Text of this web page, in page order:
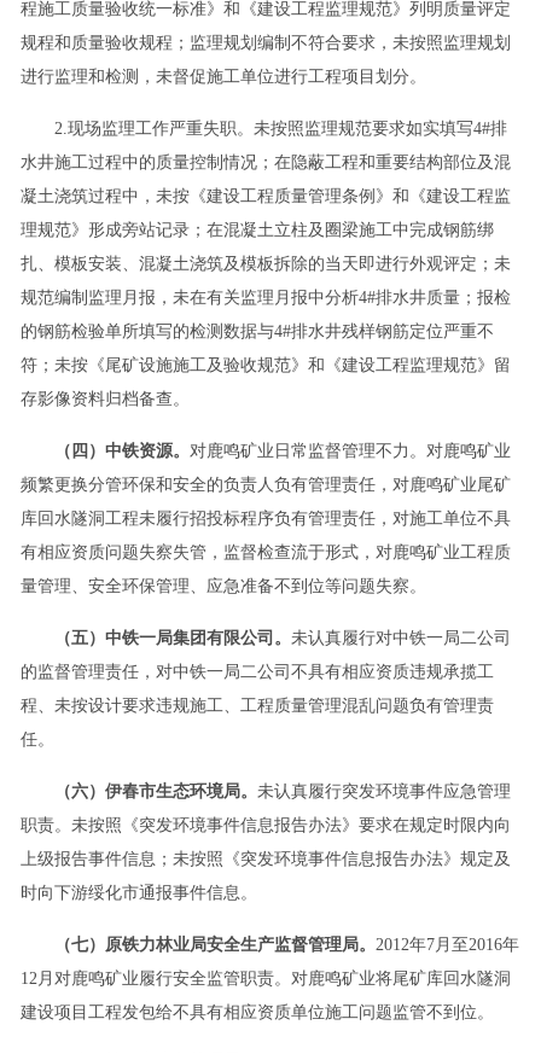
程施工质量验收统一标准》和《建设工程监理规范》列明质量评定
规程和质量验收规程；监理规划编制不符合要求，未按照监理规划
进行监理和检测，未督促施工单位进行工程项目划分。
2.现场监理工作严重失职。未按照监理规范要求如实填写4#排
水井施工过程中的质量控制情况；在隐蔽工程和重要结构部位及混
凝土浇筑过程中，未按《建设工程质量管理条例》和《建设工程监
理规范》形成旁站记录；在混凝土立柱及圈梁施工中完成钢筋绑
扎、模板安装、混凝土浇筑及模板拆除的当天即进行外观评定；未
规范编制监理月报，未在有关监理月报中分析4#排水井质量；报检
的钢筋检验单所填写的检测数据与4#排水井残样钢筋定位严重不
符；未按《尾矿设施施工及验收规范》和《建设工程监理规范》留
存影像资料归档备查。
（四）中铁资源。 对鹿鸣矿业日常监督管理不力。对鹿鸣矿业
频繁更换分管环保和安全的负责人负有管理责任，对鹿鸣矿业尾矿
库回水隧洞工程未履行招投标程序负有管理责任，对施工单位不具
有相应资质问题失察失管，监督检查流于形式，对鹿鸣矿业工程质
量管理、安全环保管理、应急准备不到位等问题失察。
（五）中铁一局集团有限公司。 未认真履行对中铁一局二公司
的监督管理责任，对中铁一局二公司不具有相应资质违规承揽工
程、未按设计要求违规施工、工程质量管理混乱问题负有管理责
任。
（六）伊春市生态环境局。 未认真履行突发环境事件应急管理
职责。未按照《突发环境事件信息报告办法》要求在规定时限内向
上级报告事件信息；未按照《突发环境事件信息报告办法》规定及
时向下游绥化市通报事件信息。
（七）原铁力林业局安全生产监督管理局。 2012年7月至2016年
12月对鹿鸣矿业履行安全监管职责。对鹿鸣矿业将尾矿库回水隧洞
建设项目工程发包给不具有相应资质单位施工问题监管不到位。